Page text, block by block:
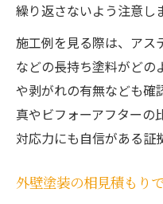
繰り返さないよう注意し
施工例を見る際は、アス
などの長持ち塗料がどの
や剥がれの有無なども確
真やビフォーアフターの
対応力にも自信がある証
外壁塗装の相見積もり